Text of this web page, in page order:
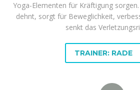
Yoga-Elementen für Kräftigung
dehnt, sorgt für Beweglichkeit,
senkt das
TRAINER: RADE